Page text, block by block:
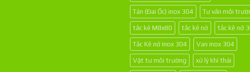
Tán (Đai Ốc) inox 304 Tư vấn môi
tắc kê M8x80 tắc kê nở tắc kê nở
Tắc Kê nở inox 304 Van inox 304
Vật tư môi trường xử lý khí thải